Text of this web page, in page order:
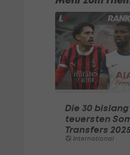
Die 30 bislang
teuersten
Transfers
International